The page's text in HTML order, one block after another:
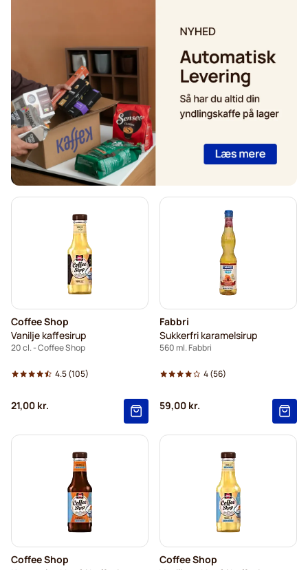
Coffee Shop
Vanilje kaffesirup
20 cl. - Coffee Shop
4.5(105)
21,00 kr.
Fabbri
Sukkerfri karamelsirup
560 ml. Fabbri
4(56)
59,00 kr.
Coffee Shop
Coffee Shop